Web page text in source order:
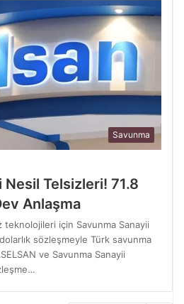
Savunma
Nesil Telsizleri! 71.8
Anlaşma
teknolojileri için Savunma Sanayii
sözleşmeyle Türk savunma
ve Savunma Sanayii